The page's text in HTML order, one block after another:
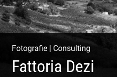
Fotografie | Consulting
Fattoria Dezi